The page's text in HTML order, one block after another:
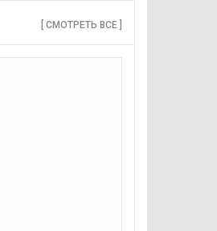
[ СМОТРЕТЬ ВСЕ ]